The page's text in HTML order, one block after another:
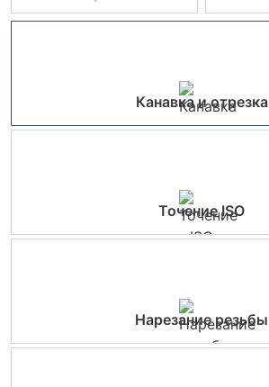
Канавка и отрезка
Точение ISO
Нарезание резьбы